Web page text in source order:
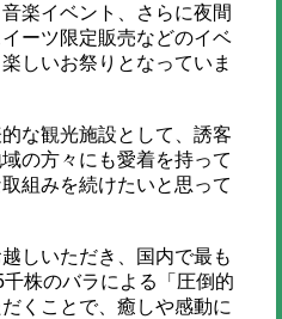
楽イベント、さらに夜間
ーツ限定販売などのイベ
しいお祭りとなっていま
な観光施設として、誘客
の方々にも愛着を持って
組みを続けたいと思って
しいただき、国内で最も
株のバラによる「圧倒的
くことで、癒しや感動に